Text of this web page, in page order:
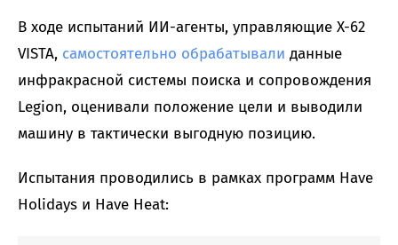
В ходе испытаний ИИ-агенты, управляющие X-62
VISTA, самостоятельно обрабатывали данные
инфракрасной системы поиска и сопровождения
Legion, оценивали положение цели и выводили
машину в тактически выгодную позицию.
Испытания проводились в рамках программ Have
Holidays и Have Heat: